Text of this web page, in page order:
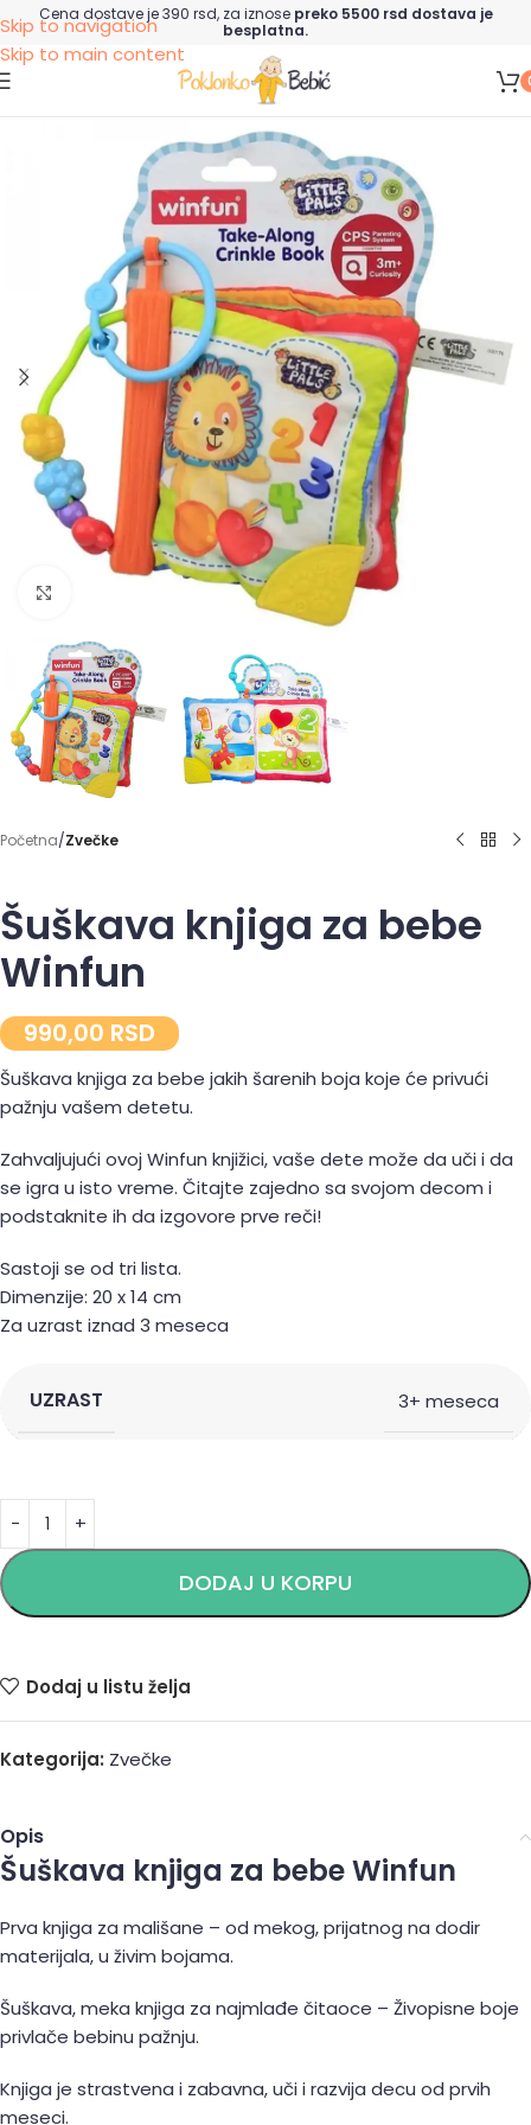
Skip to navigation
Skip to main content
Cena dostave je 390 rsd, za iznose preko 5500 rsd dostava je
besplatna.
Početna Zvečke
Šuškava knjiga za bebe
Winfun
990,00 RSD
Šuškava knjiga za bebe jakih šarenih boja koje će privući
pažnju vašem detetu.
Zahvaljujući ovoj Winfun knjižici, vaše dete može da uči i da
se igra u isto vreme. Čitajte zajedno sa svojom decom i
podstaknite ih da izgovore prve reči!
Sastoji se od tri lista.
Dimenzije: 20 x 14 cm
Za uzrast iznad 3 meseca
UZRAST 3+ meseca
DODAJ U KORPU
Alternative:
Dodaj u listu želja
Kategorija: Zvečke
Opis
Šuškava knjiga za bebe Winfun
Prva knjiga za mališane – od mekog, prijatnog na dodir
materijala, u živim bojama.
Šuškava, meka knjiga za najmlađe čitaoce – Živopisne boje
privlače bebinu pažnju.
Knjiga je strastvena i zabavna, uči i razvija decu od prvih
meseci.